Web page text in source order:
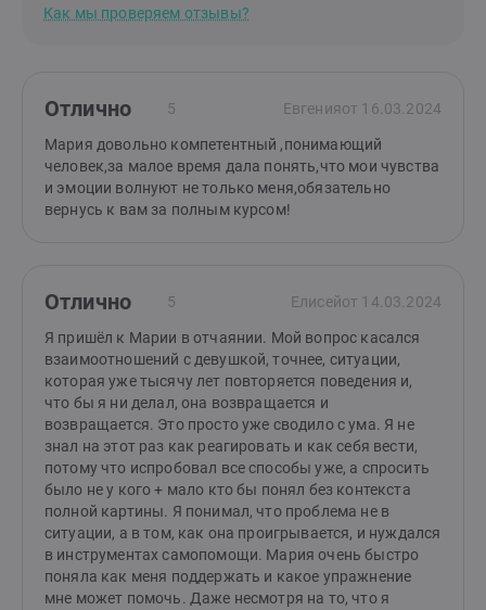
Как мы проверяем отзывы?
Отлично 5 Евгенияот 16.03.2024
Мария довольно компетентный ,понимающий
человек,за малое время дала понять,что мои чувства
и эмоции волнуют не только меня,обязательно
вернусь к вам за полным курсом!
Отлично 5 Елисейот 14.03.2024
Я пришёл к Марии в отчаянии. Мой вопрос касался
взаимоотношений с девушкой, точнее, ситуации,
которая уже тысячу лет повторяется поведения и,
что бы я ни делал, она возвращается и
возвращается. Это просто уже сводило с ума. Я не
знал на этот раз как реагировать и как себя вести,
потому что испробовал все способы уже, а спросить
было не у кого + мало кто бы понял без контекста
полной картины. Я понимал, что проблема не в
ситуации, а в том, как она проигрывается, и нуждался
в инструментах самопомощи. Мария очень быстро
поняла как меня поддержать и какое упражнение
мне может помочь. Даже несмотря на то, что я